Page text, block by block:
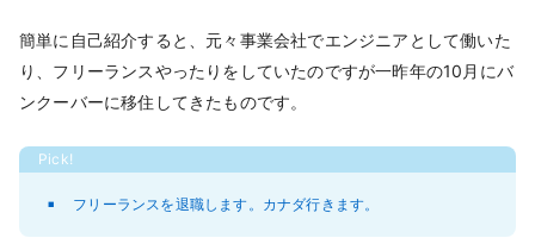
簡単に自己紹介すると、元々事業会社でエンジニアとして働いた
り、フリーランスやったりをしていたのですが一昨年の10月にバ
ンクーバーに移住してきたものです。
フリーランスを退職します。カナダ行きます。